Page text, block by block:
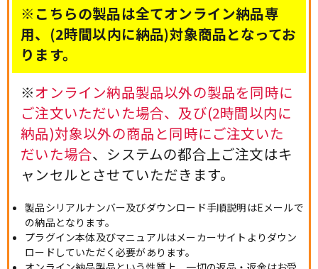
※こちらの製品は全てオンライン納品専
用、(2時間以内に納品)対象商品となってお
ります。
※オンライン納品製品以外の製品を同時に
ご注文いただいた場合、及び(2時間以内に
納品)対象以外の商品と同時にご注文いた
だいた場合、システムの都合上ご注文はキ
ャンセルとさせていただきます。
製品シリアルナンバー及びダウンロード手順説明はEメールで
の納品となります。
プラグイン本体及びマニュアルはメーカーサイトよりダウン
ロードしていただく必要があります。